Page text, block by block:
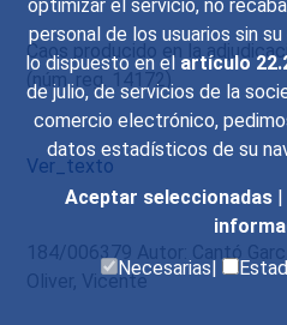
optimizar el servicio, no
personal de los usuarios sin
lo dispuesto en el artículo
de julio, de servicios de la
comercio electrónico,
datos estadísticos de su
Aceptar seleccionadas |
Necesarias|
Caos producido en la
(núm. reg. 14172)
Ver_texto
184/006379 Autor: Cantó
Oliver, Vicente